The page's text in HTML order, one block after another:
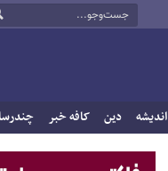
اندیشه دین کافه خبر